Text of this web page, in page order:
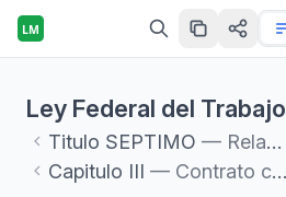
LM
Ley Federal del Trabajo
Titulo SEPTIMO — Relaciones Colectivas de Trabajo
Capitulo III — Contrato colectivo de trabajo